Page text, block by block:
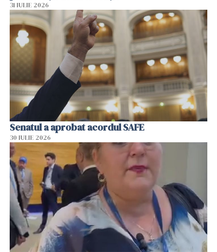
31 IULIE 2026
Senatul a aprobat acordul SAFE
30 IULIE 2026